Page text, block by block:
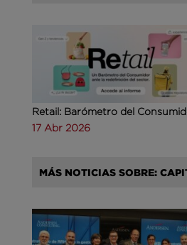
Retail: Barómetro del
17 Abr 2026
MÁS NOTICIAS SOBRE: